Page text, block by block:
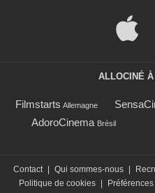
ALLOCINÉ
Filmstarts Allemagne
AdoroCinema Brésil
Contact Qui sommes-nous
Politique de cookies